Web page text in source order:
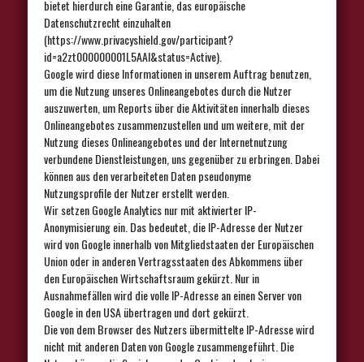
bietet hierdurch eine Garantie, das europäische
Datenschutzrecht einzuhalten
(https://www.privacyshield.gov/participant?
id=a2zt000000001L5AAI&status=Active).
Google wird diese Informationen in unserem Auftrag benutzen,
um die Nutzung unseres Onlineangebotes durch die Nutzer
auszuwerten, um Reports über die Aktivitäten innerhalb dieses
Onlineangebotes zusammenzustellen und um weitere, mit der
Nutzung dieses Onlineangebotes und der Internetnutzung
verbundene Dienstleistungen, uns gegenüber zu erbringen. Dabei
können aus den verarbeiteten Daten pseudonyme
Nutzungsprofile der Nutzer erstellt werden.
Wir setzen Google Analytics nur mit aktivierter IP-
Anonymisierung ein. Das bedeutet, die IP-Adresse der Nutzer
wird von Google innerhalb von Mitgliedstaaten der Europäischen
Union oder in anderen Vertragsstaaten des Abkommens über
den Europäischen Wirtschaftsraum gekürzt. Nur in
Ausnahmefällen wird die volle IP-Adresse an einen Server von
Google in den USA übertragen und dort gekürzt.
Die von dem Browser des Nutzers übermittelte IP-Adresse wird
nicht mit anderen Daten von Google zusammengeführt. Die